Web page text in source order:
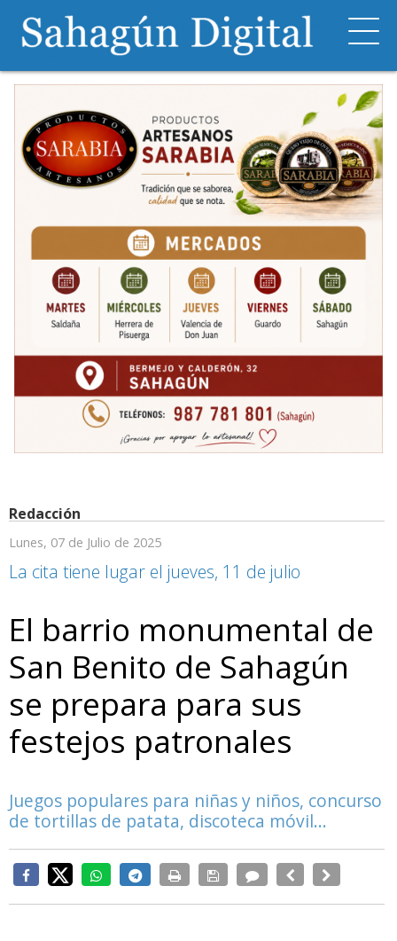
Redacción
Lunes, 07 de Julio de 2025
La cita tiene lugar el jueves, 11 de julio
El barrio monumental de
San Benito de Sahagún
se prepara para sus
festejos patronales
Juegos populares para niñas y niños, concurso
de tortillas de patata, discoteca móvil...